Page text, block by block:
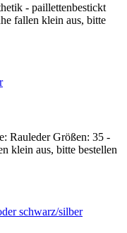
- paillettenbestickt
fallen klein aus, bitte
Rauleder Größen: 35 -
klein aus, bitte bestellen